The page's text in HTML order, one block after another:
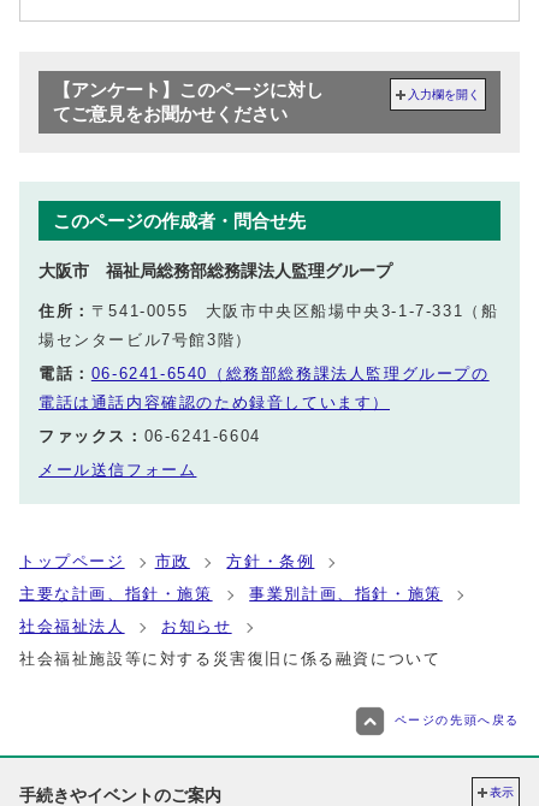
【アンケート】このページに対し
てご意見をお聞かせください
入力欄を開く
このページの作成者・問合せ先
大阪市 福祉局総務部総務課法人監理グループ
住所： 〒541-0055 大阪市中央区船場中央3-1-7-331（船
場センタービル7号館3階）
電話： 06-6241-6540（総務部総務課法人監理グループの
電話は通話内容確認のため録音しています）
ファックス： 06-6241-6604
メール送信フォーム
トップページ 市政
方針・条例
主要な計画、指針・施策
事業別計画、指針・施策
社会福祉法人
お知らせ
社会福祉施設等に対する災害復旧に係る融資について
ページの先頭へ戻る
手続きやイベントのご案内 表示